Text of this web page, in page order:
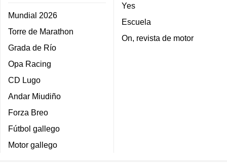
Mundial 2026
Torre de Marathon
Grada de Río
Opa Racing
CD Lugo
Andar Miudiño
Forza Breo
Fútbol gallego
Motor gallego
Yes
Escuela
On, revista de motor